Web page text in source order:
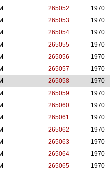
265052
1970
265053
1970
265054
1970
265055
1970
265056
1970
265057
1970
265058
1970
265059
1970
265060
1970
265061
1970
265062
1970
265063
1970
265064
1970
265065
1970